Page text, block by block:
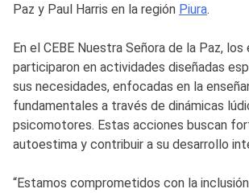
Paz y Paul Harris en la región Piura.
En el CEBE Nuestra Señora de la Paz,
participaron en actividades diseñadas
sus necesidades, enfocadas en la
fundamentales a través de dinámicas
psicomotores. Estas acciones buscan
autoestima y contribuir a su desarrollo
“Estamos comprometidos con la